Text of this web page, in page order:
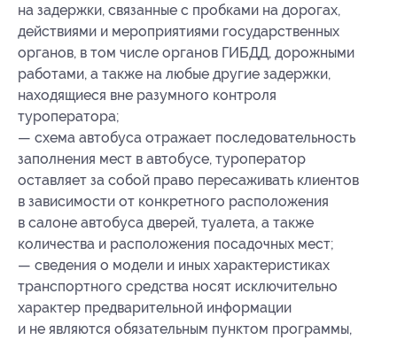
на задержки, связанные с пробками на дорогах,
действиями и мероприятиями государственных
органов, в том числе органов ГИБДД, дорожными
работами, а также на любые другие задержки,
находящиеся вне разумного контроля
туроператора;
— схема автобуса отражает последовательность
заполнения мест в автобусе, туроператор
оставляет за собой право пересаживать клиентов
в зависимости от конкретного расположения
в салоне автобуса дверей, туалета, а также
количества и расположения посадочных мест;
— сведения о модели и иных характеристиках
транспортного средства носят исключительно
характер предварительной информации
и не являются обязательным пунктом программы,